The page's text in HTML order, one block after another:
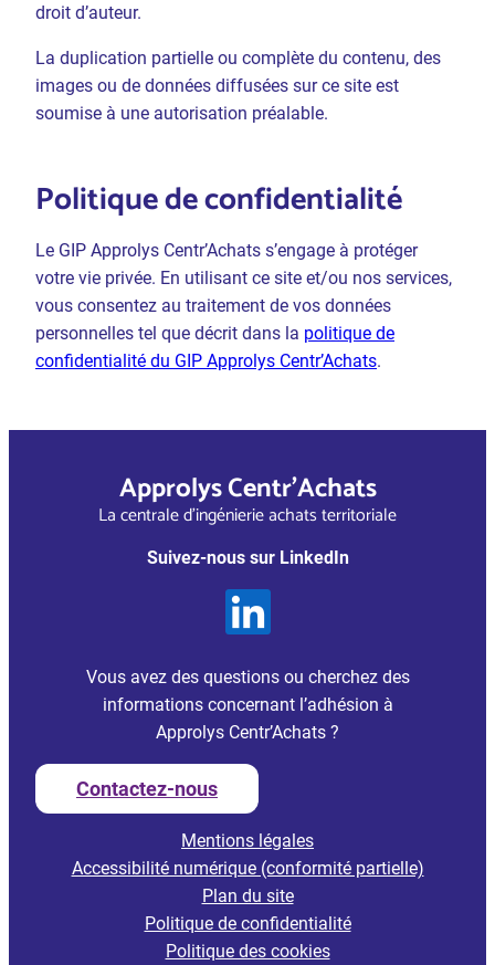
droit d’auteur.
La duplication partielle ou complète du contenu, des
images ou de données diffusées sur ce site est
soumise à une autorisation préalable.
Politique de confidentialité
Le GIP Approlys Centr’Achats s’engage à protéger
votre vie privée. En utilisant ce site et/ou nos services,
vous consentez au traitement de vos données
personnelles tel que décrit dans la politique de
confidentialité du GIP Approlys Centr’Achats.
Approlys Centr’Achats
La centrale d’ingénierie achats territoriale
Suivez-nous sur LinkedIn
Vous avez des questions ou cherchez des
informations concernant l’adhésion à
Approlys Centr’Achats ?
Contactez-nous
Mentions légales
Accessibilité numérique (conformité partielle)
Plan du site
Politique de confidentialité
Politique des cookies